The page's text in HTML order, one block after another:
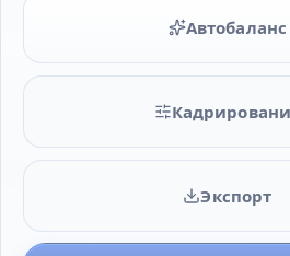
Автобаланс
Экспорт